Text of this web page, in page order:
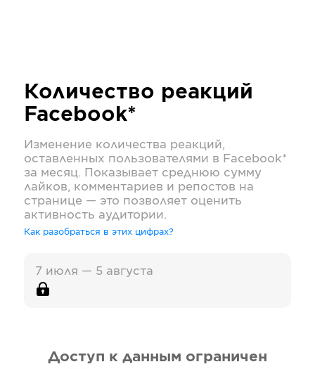
Количество реакций
Facebook*
Изменение количества реакций,
оставленных пользователями в Facebook*
за месяц. Показывает среднюю сумму
лайков, комментариев и репостов на
странице — это позволяет оценить
активность аудитории.
Как разобраться в этих цифрах?
7 июля — 5 августа
Доступ к данным ограничен